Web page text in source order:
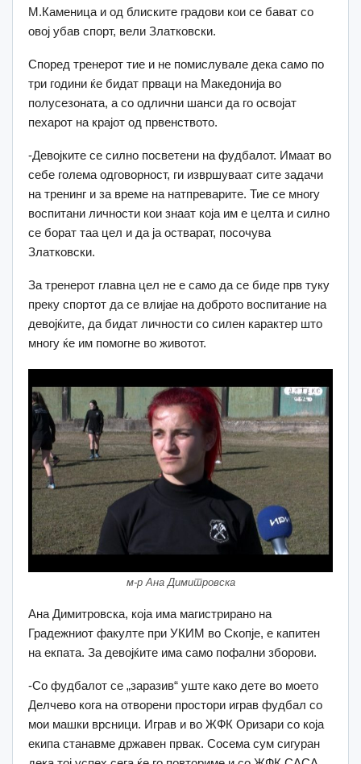
М.Каменица и од блиските градови кои се бават со
овој убав спорт, вели Златковски.
Според тренерот тие и не помислувале дека само по
три години ќе бидат прваци на Македонија во
полусезоната, а со одлични шанси да го освојат
пехарот на крајот од првенството.
-Девојките се силно посветени на фудбалот. Имаат во
себе голема одговорност, ги извршуваат сите задачи
на тренинг и за време на натпреварите. Тие се многу
воспитани личности кои знаат која им е целта и силно
се борат таа цел и да ја остварат, посочува
Златковски.
За тренерот главна цел не е само да се биде прв туку
преку спортот да се влијае на доброто воспитание на
девојќите, да бидат личности со силен карактер што
многу ќе им помогне во животот.
м-р Ана Димитровска
Ана Димитровска, која има магистрирано на
Градежниот факулте при УКИМ во Скопје, е капитен
на екпата. За девојќите има само пофални зборови.
-Со фудбалот се „заразив“ уште како дете во моето
Делчево кога на отворени простори играв фудбал со
мои машки врсници. Играв и во ЖФК Оризари со која
екипа станавме државен првак. Сосема сум сигуран